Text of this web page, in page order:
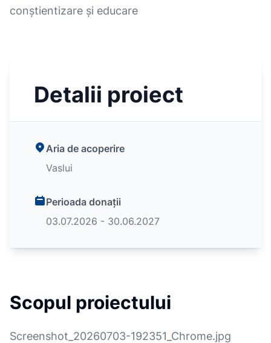
conștientizare și educare
Detalii proiect
Aria de acoperire
Vaslui
Perioada donații
03.07.2026 - 30.06.2027
Scopul proiectului
Screenshot_20260703-192351_Chrome.jpg